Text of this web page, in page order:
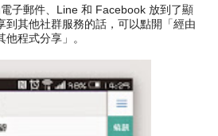
子郵件、Line 和 Facebook 放到了顯
到其他社群服務的話，可以點開「經由
他程式分享」。